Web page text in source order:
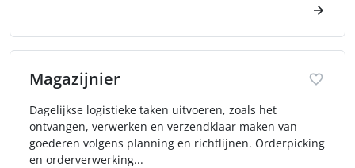
Magazijnier
Dagelijkse logistieke taken uitvoeren, zoals het
ontvangen, verwerken en verzendklaar maken van
goederen volgens planning en richtlijnen. Orderpicking
en orderverwerking...